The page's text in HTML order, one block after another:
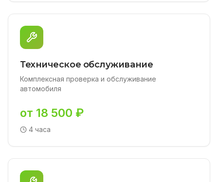
Техническое обслуживание
Комплексная проверка и обслуживание
автомобиля
от 18 500 ₽
4 часа